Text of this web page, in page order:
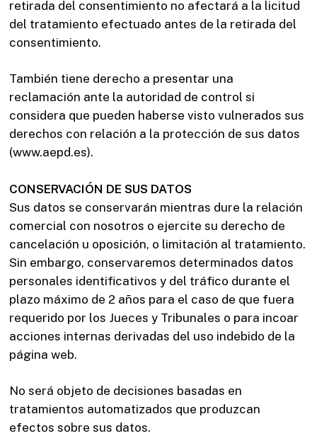
retirada del consentimiento no afectará a la licitud
del tratamiento efectuado antes de la retirada del
consentimiento.
También tiene derecho a presentar una
reclamación ante la autoridad de control si
considera que pueden haberse visto vulnerados sus
derechos con relación a la protección de sus datos
(www.aepd.es).
CONSERVACIÓN DE SUS DATOS
Sus datos se conservarán mientras dure la relación
comercial con nosotros o ejercite su derecho de
cancelación u oposición, o limitación al tratamiento.
Sin embargo, conservaremos determinados datos
personales identificativos y del tráfico durante el
plazo máximo de 2 años para el caso de que fuera
requerido por los Jueces y Tribunales o para incoar
acciones internas derivadas del uso indebido de la
página web.
No será objeto de decisiones basadas en
tratamientos automatizados que produzcan
efectos sobre sus datos.